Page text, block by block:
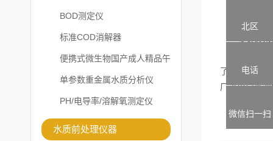
BOD测定仪
标准COD消解器
便携式微生物国产成人精品午
夜福利APP
单参数重金属水质分析仪
PH/电导率/溶解氧测定仪
水质前处理仪器
冷光源
多参数水
了人为误差
厂进出口监
北区
电话
微信扫一扫